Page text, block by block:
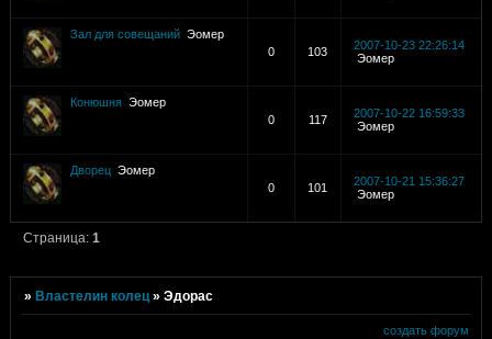
Зал для совещаний Эомер
0
103
2007-10-23 22:26:14
Эомер
Конюшня Эомер
0
117
2007-10-22 16:59:33
Эомер
Дворец Эомер
0
101
2007-10-21 15:36:27
Эомер
Страница:1
»Властелин колец »Эдорас
создать форум